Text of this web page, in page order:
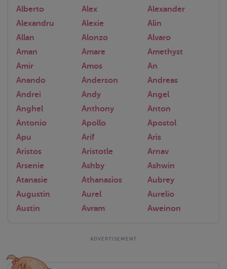
Alberto
Alex
Alexander
Alexandru
Alexie
Alin
Allan
Alonzo
Alvaro
Aman
Amare
Amethyst
Amir
Amos
An
Anando
Anderson
Andreas
Andrei
Andy
Angel
Anghel
Anthony
Anton
Antonio
Apollo
Apostol
Apu
Arif
Aris
Aristos
Aristotle
Arnav
Arsenie
Ashby
Ashwin
Atanasie
Athanasios
Aubrey
Augustin
Aurel
Aurelio
Austin
Avram Aweinon